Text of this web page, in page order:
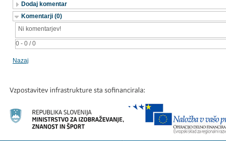
Dodaj komentar
Komentarji (0)
0 - 0 / 0
Ni komentarjev!
Nazaj